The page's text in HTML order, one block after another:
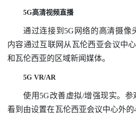
5G高清视频直播
通过连接到5G网络的高清摄像
内容通过互联网从瓦伦西亚会议中
和瓦伦西亚的区域新闻媒体。
5G VR/AR
使用5G改善虚拟/增强现实。参
看到由设置在瓦伦西亚会议中心外